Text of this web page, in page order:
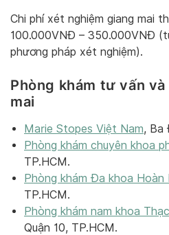
Chi phí xét nghiệm giang mai
100.000VNĐ – 350.000VNĐ
phương pháp xét nghiệm).
Phòng khám tư vấn
mai
Marie Stopes Việt Nam, Ba
Phòng khám chuyên khoa
TP.HCM.
Phòng khám Đa khoa Hoàn
TP.HCM.
Phòng khám nam khoa
Quận 10, TP.HCM.